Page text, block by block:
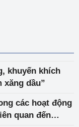
khuyến khích
dầu”
các hoạt động
quan đến